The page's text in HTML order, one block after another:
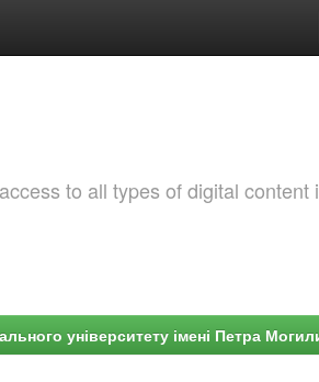
to all types of digital content
університету імені Петра